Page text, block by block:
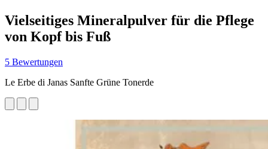
Vielseitiges Mineralpulver für die Pflege
von Kopf bis Fuß
5 Bewertungen
Le Erbe di Janas Sanfte Grüne Tonerde